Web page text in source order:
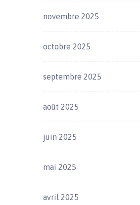
novembre 2025
octobre 2025
septembre 2025
août 2025
juin 2025
mai 2025
avril 2025